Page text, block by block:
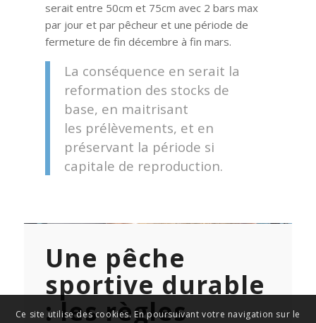
serait entre 50cm et 75cm avec 2 bars max
par jour et par pêcheur et une période de
fermeture de fin décembre à fin mars.
La conséquence en serait la
reformation des stocks de
base, en maitrisant
les prélèvements, et en
préservant la période si
capitale de reproduction.
Une pêche
sportive durable
: les règles
Ce site utilise des cookies. En poursuivant votre navigation sur le